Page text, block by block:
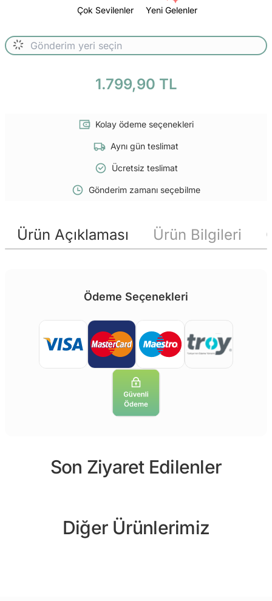
Çok Sevilenler Yeni Gelenler
1.799,90 TL
Kolay ödeme seçenekleri
Aynı gün teslimat
Ücretsiz teslimat
Gönderim zamanı seçebilme
Ürün Açıklaması Ürün Bilgileri
Ödeme Seçenekleri
Son Ziyaret Edilenler
Diğer Ürünlerimiz